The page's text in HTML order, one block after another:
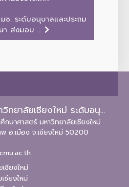
ช. ระดับอนุบาลและประถม
า ส่งมอบ ...
โรงเรียนสาธิตมหาวิทยาลัยเชียงใหม่ ระดับอนุบาลและประถมศึกษา
ษาศาสตร์ มหาวิทยาลัยเชียงใหม่
อ.เมือง จ.เชียงใหม่ 50200
ชียงใหม่
ชียงใหม่